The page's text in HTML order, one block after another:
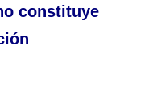
constituye